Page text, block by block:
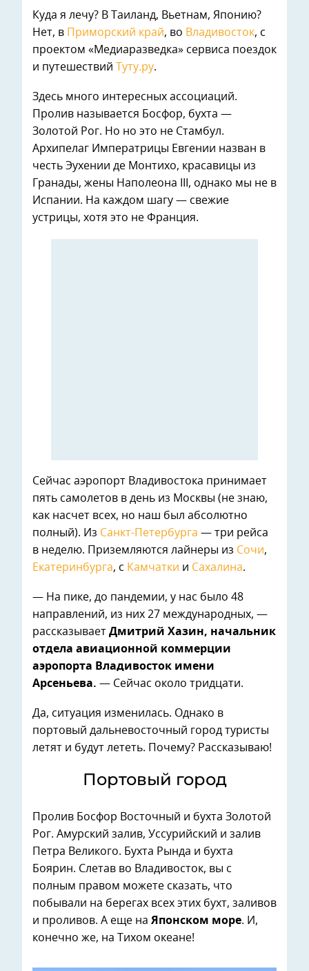
Куда я лечу? В Таиланд, Вьетнам, Японию?
Нет, в
Приморский край, во Владивосток, с
проектом «Медиаразведка» сервиса поездок
и путешествий
Туту.ру.
Здесь много интересных ассоциаций.
Пролив называется Босфор, бухта —
Золотой Рог. Но но это не Стамбул.
Архипелаг Императрицы Евгении назван в
честь Эухении де Монтихо, красавицы из
Гранады, жены Наполеона III, однако мы не в
Испании. На каждом шагу — свежие
устрицы, хотя это не Франция.
Сейчас аэропорт Владивостока принимает
пять самолетов в день из Москвы (не знаю,
как насчет всех, но наш был абсолютно
полный). Из Санкт-Петербурга — три рейса
в неделю. Приземляются лайнеры из Сочи,
Екатеринбурга, с Камчатки и Сахалина.
— На пике, до пандемии, у нас было 48
направлений, из них 27 международных, —
рассказывает Дмитрий Хазин, начальник
отдела авиационной коммерции
аэропорта Владивосток имени
Арсеньева. — Сейчас около тридцати.
Да, ситуация изменилась. Однако в
портовый дальневосточный город туристы
летят и будут лететь. Почему? Рассказываю!
Портовый город
Пролив Босфор Восточный и бухта Золотой
Рог. Амурский залив, Уссурийский и залив
Петра Великого. Бухта Рында и бухта
Боярин. Слетав во Владивосток, вы с
полным правом можете сказать, что
побывали на берегах всех этих бухт, заливов
и проливов. А еще на Японском море. И,
конечно же, на Тихом океане!